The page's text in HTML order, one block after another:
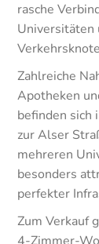
rasche
Universitäten
Zahlreiche
Apotheken
befinden sich
zur Alser
mehreren
besonders
perfekter
Zum Verkauf